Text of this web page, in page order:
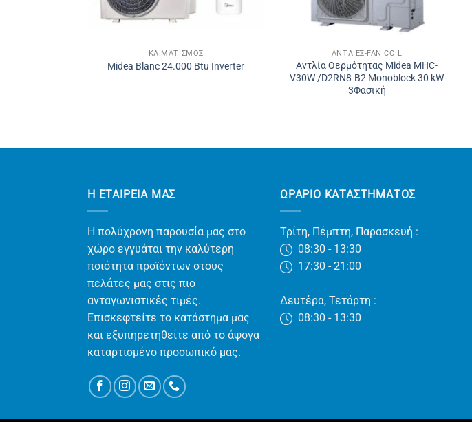
ΚΛΙΜΑΤΙΣΜΌΣ
Midea Blanc 24.000 Btu Inverter
ΑΝΤΛΊΕΣ-FAN COIL
Αντλία Θερμότητας Midea MHC-
V30W /D2RN8-B2 Monoblock 30 kW
3Φασική
Η ΕΤΑΙΡΕΊΑ ΜΑΣ
Η πολύχρονη παρουσία μας στο
χώρο εγγυάται την καλύτερη
ποιότητα προϊόντων στους
πελάτες μας στις πιο
ανταγωνιστικές τιμές.
Επισκεφτείτε το κατάστημα μας
και εξυπηρετηθείτε από το άψογα
καταρτισμένο προσωπικό μας.
ΩΡΑΡΙΟ ΚΑΤΑΣΤΗΜΑΤΟΣ
Τρίτη, Πέμπτη, Παρασκευή :
08:30 - 13:30
17:30 - 21:00
Δευτέρα, Τετάρτη :
08:30 - 13:30